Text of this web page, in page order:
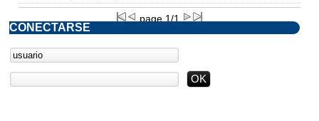
page 1/1
CONECTARSE